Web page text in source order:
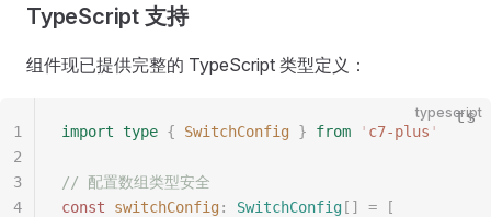
TypeScript 支持
组件现已提供完整的 TypeScript 类型定义：
typescript
import type { SwitchConfig } from ' c7-plus '
// 配置数组类型安全
const switchConfig : SwitchConfig [] = [
1
2
3
4